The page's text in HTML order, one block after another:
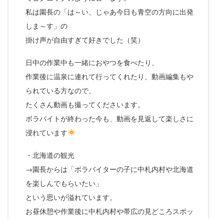
私は園長の「は～い、じゃあ今日も青空の方向に出発
しま～す」の
掛け声が自由すぎて好きでした（笑）
日中の作業中も一緒におやつを食べたり、
作業後に温泉に連れて行ってくれたり、動画編集もや
られている方なので、
たくさん動画も撮ってくださいます。
ボラバイトが終わった今も、動画を見返して楽しさに
浸れています
・北海道の観光
→園長からは「ボラバイターの子に中札内村や北海道
を楽しんでもらいたい」
という思いが溢れています。
お昼休憩や作業後に中札内村や帯広の見どころスポッ